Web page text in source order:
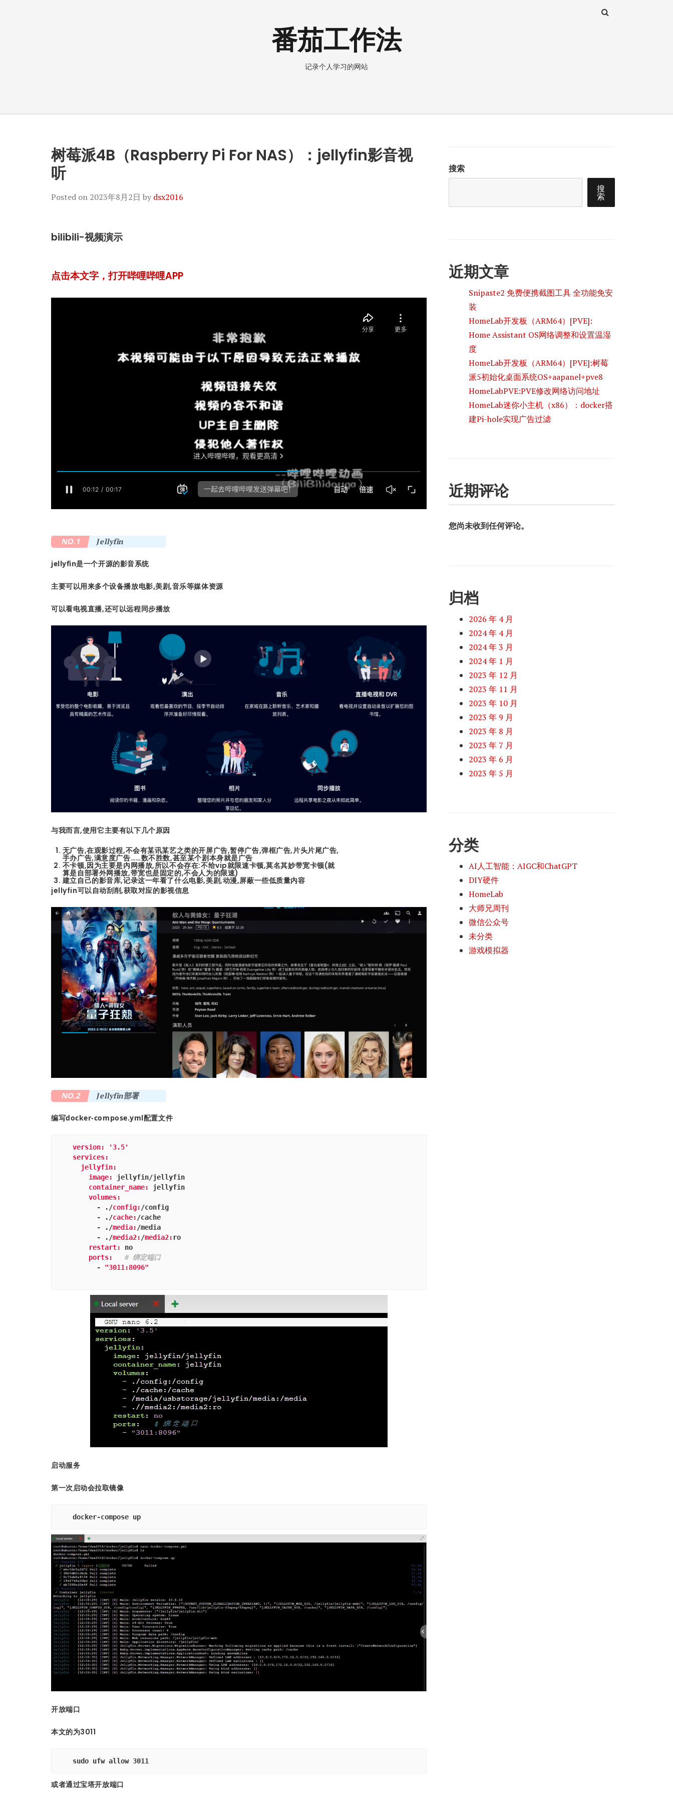
番茄工作法
记录个人学习的网站
树莓派4B（Raspberry Pi For NAS）：jellyfin影音视
听
Posted on 2023年8月2日 by dsx2016
bilibili-视频演示
点击本文字，打开哔哩哔哩APP
NO.1 Jellyfin
jellyfin是一个开源的影音系统
主要可以用来多个设备播放电影,美剧,音乐等媒体资源
可以看电视直播,还可以远程同步播放
与我而言,使用它主要有以下几个原因
无广告,在观影过程,不会有某讯某艺之类的开屏广告,暂停广告,弹框广告,片头片尾广告,
手办广告,满意度广告……数不胜数,甚至某个剧本身就是广告
不卡顿,因为主要是内网播放,所以不会存在:不给vip就限速卡顿,莫名其妙带宽卡顿(就
算是自部署外网播放,带宽也是固定的,不会人为的限速)
建立自己的影音库,记录这一年看了什么电影,美剧,动漫,屏蔽一些低质量内容
jellyfin可以自动刮削,获取对应的影视信息
NO.2 Jellyfin部署
编写docker-compose.yml配置文件
version:
'3.5'
services:
jellyfin:
image:
jellyfin/jellyfin
container_name:
jellyfin
volumes:
      - ./
config: /config
      - ./
cache: /cache
      - ./
media: /media
      - ./
media2: /media2: ro
restart:
no
ports:
# 绑定端口
      -
"3011:8096"
启动服务
第一次启动会拉取镜像
docker-compose up
开放端口
本文的为3011
sudo ufw allow 3011
或者通过宝塔开放端口
搜索
搜
索
近期文章
Snipaste2 免费便携截图工具 全功能免安
装
HomeLab开发板（ARM64）[PVE]:
Home Assistant OS网络调整和设置温湿
度
HomeLab开发板（ARM64）[PVE]:树莓
派5初始化桌面系统OS+aapanel+pve8
HomeLabPVE:PVE修改网络访问地址
HomeLab迷你小主机（x86）：docker搭
建Pi-hole实现广告过滤
近期评论
您尚未收到任何评论。
归档
2026 年 4 月
2024 年 4 月
2024 年 3 月
2024 年 1 月
2023 年 12 月
2023 年 11 月
2023 年 10 月
2023 年 9 月
2023 年 8 月
2023 年 7 月
2023 年 6 月
2023 年 5 月
分类
AI人工智能：AIGC和ChatGPT
DIY硬件
HomeLab
大师兄周刊
微信公众号
未分类
游戏模拟器